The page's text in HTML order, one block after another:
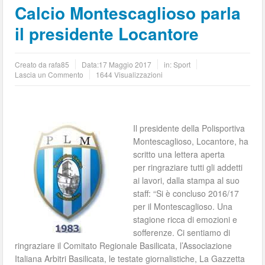
Calcio Montescaglioso parla
il presidente Locantore
Creato da rafa85 Data:17 Maggio 2017 in:Sport
Lascia un Commento
1644 Visualizzazioni
Il presidente della Polisportiva
Montescaglioso, Locantore, ha
scritto una lettera aperta
per ringraziare tutti gli addetti
ai lavori, dalla stampa al suo
staff: “Si è concluso 2016/17
per il Montescaglioso. Una
stagione ricca di emozioni e
sofferenze. Ci sentiamo di
ringraziare il Comitato Regionale Basilicata, l’Associazione
Italiana Arbitri Basilicata, le testate giornalistiche, La Gazzetta